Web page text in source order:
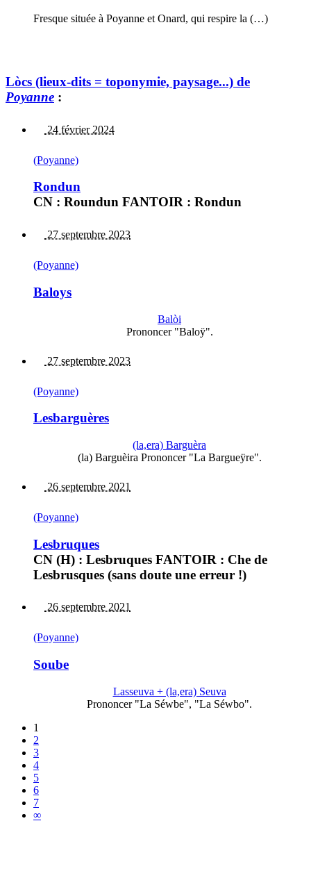
Fresque située à Poyanne et Onard, qui respire la (…)
Lòcs (lieux-dits = toponymie, paysage...) de
Poyanne :
24 février 2024
(Poyanne)
Rondun
CN : Roundun FANTOIR : Rondun
27 septembre 2023
(Poyanne)
Baloys
Balòi
Prononcer "Baloÿ".
27 septembre 2023
(Poyanne)
Lesbarguères
(la,era) Barguèra
(la) Barguèira Prononcer "La Bargueÿre".
26 septembre 2021
(Poyanne)
Lesbruques
CN (H) : Lesbruques FANTOIR : Che de
Lesbrusques (sans doute une erreur !)
26 septembre 2021
(Poyanne)
Soube
Lasseuva + (la,era) Seuva
Prononcer "La Séwbe", "La Séwbo".
1
2
3
4
5
6
7
∞